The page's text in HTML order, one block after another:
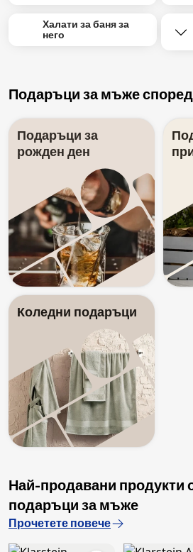
Халати за баня за
него
Подаръци за мъже
Подаръци за
рожден ден
Коледни подаръци
Най-продавани продукти
подаръци за мъже
Прочетете повече